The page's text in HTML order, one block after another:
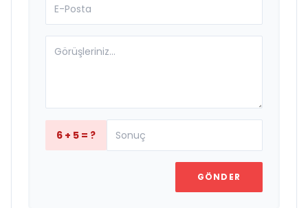
6 + 5 = ?
GÖNDER